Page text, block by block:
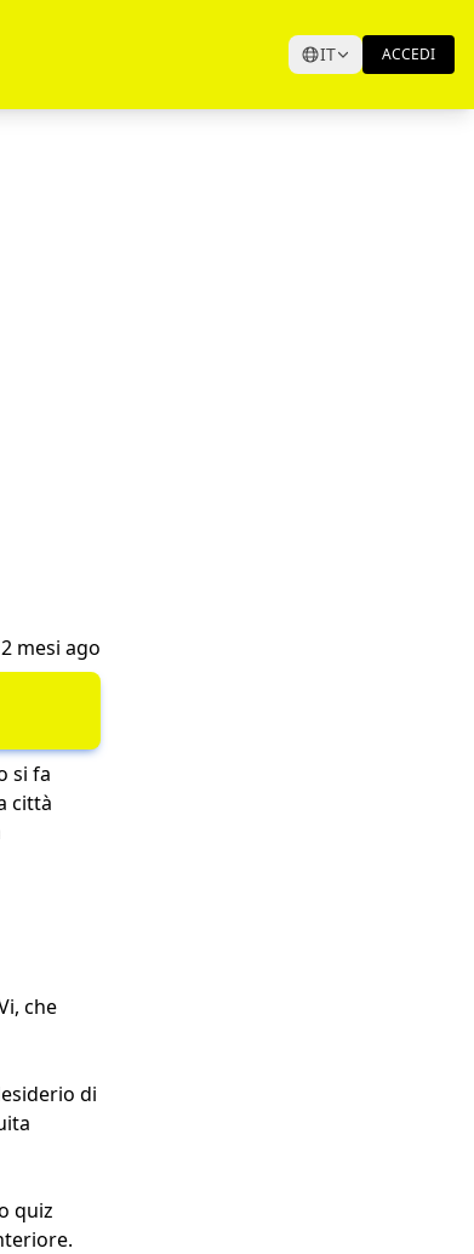
IT ACCEDI
mesi ago
si fa
città
che
di
quiz